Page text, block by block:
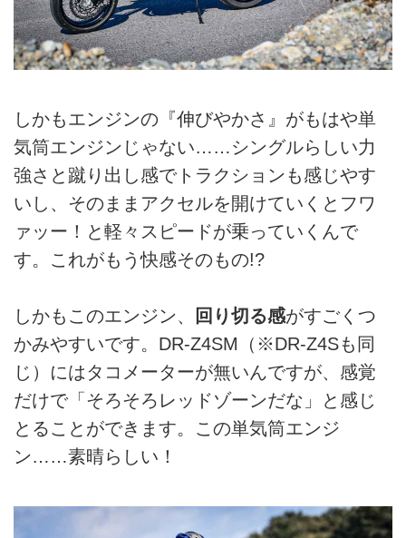
しかもエンジンの『伸びやかさ』がもはや単
気筒エンジンじゃない……シングルらしい力
強さと蹴り出し感でトラクションも感じやす
いし、そのままアクセルを開けていくとフワ
ァッー！と軽々スピードが乗っていくんで
す。これがもう快感そのもの!?
しかもこのエンジン、 回り切る感がすごくつ
かみやすいです。DR-Z4SM（※DR-Z4Sも同
じ）にはタコメーターが無いんですが、感覚
だけで「そろそろレッドゾーンだな」と感じ
とることができます。この単気筒エンジ
ン……素晴らしい！